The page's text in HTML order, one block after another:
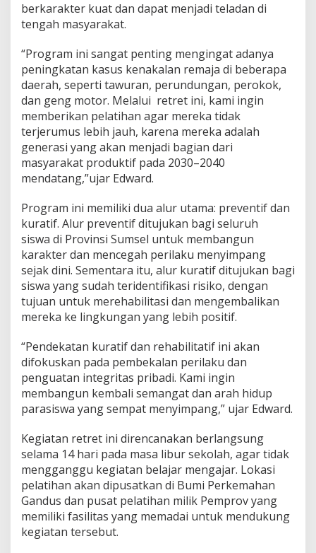
M
e
n
i
a
p
k
a
n
R
e
t
r
e
S
i
w
a
berkarakter kuat dan dapat menjadi teladan di
tengah masyarakat.
“Program ini sangat penting mengingat adanya
peningkatan kasus kenakalan remaja di beberapa
daerah, seperti tawuran, perundungan, perokok,
dan geng motor. Melalui retret ini, kami ingin
memberikan pelatihan agar mereka tidak
terjerumus lebih jauh, karena mereka adalah
generasi yang akan menjadi bagian dari
masyarakat produktif pada 2030–2040
mendatang,”ujar Edward.
Program ini memiliki dua alur utama: preventif dan
kuratif. Alur preventif ditujukan bagi seluruh
siswa di Provinsi Sumsel untuk membangun
karakter dan mencegah perilaku menyimpang
sejak dini. Sementara itu, alur kuratif ditujukan bagi
siswa yang sudah teridentifikasi risiko, dengan
tujuan untuk merehabilitasi dan mengembalikan
mereka ke lingkungan yang lebih positif.
“Pendekatan kuratif dan rehabilitatif ini akan
difokuskan pada pembekalan perilaku dan
penguatan integritas pribadi. Kami ingin
membangun kembali semangat dan arah hidup
parasiswa yang sempat menyimpang,” ujar Edward.
Kegiatan retret ini direncanakan berlangsung
selama 14 hari pada masa libur sekolah, agar tidak
mengganggu kegiatan belajar mengajar. Lokasi
pelatihan akan dipusatkan di Bumi Perkemahan
Gandus dan pusat pelatihan milik Pemprov yang
memiliki fasilitas yang memadai untuk mendukung
kegiatan tersebut.